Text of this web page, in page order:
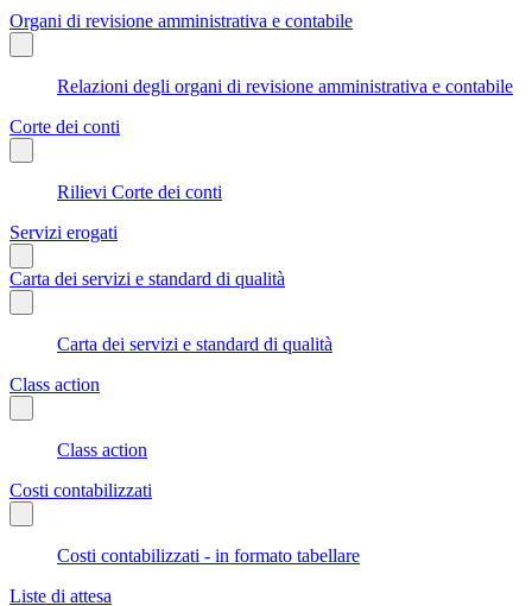
Organi di revisione amministrativa e contabile
Relazioni degli organi di revisione amministrativa e contabile
Corte dei conti
Rilievi Corte dei conti
Servizi erogati
Carta dei servizi e standard di qualità
Carta dei servizi e standard di qualità
Class action
Class action
Costi contabilizzati
Costi contabilizzati - in formato tabellare
Liste di attesa